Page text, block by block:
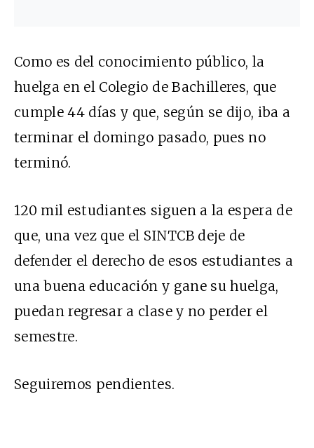
Como es del conocimiento público, la
huelga en el Colegio de Bachilleres, que
cumple 44 días y que, según se dijo, iba a
terminar el domingo pasado, pues no
terminó.
120 mil estudiantes siguen a la espera de
que, una vez que el SINTCB deje de
defender el derecho de esos estudiantes a
una buena educación y gane su huelga,
puedan regresar a clase y no perder el
semestre.
Seguiremos pendientes.